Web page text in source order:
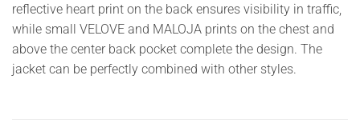
reflective heart print on the back ensures visibility in traffic,
while small VELOVE and MALOJA prints on the chest and
above the center back pocket complete the design. The
jacket can be perfectly combined with other styles.